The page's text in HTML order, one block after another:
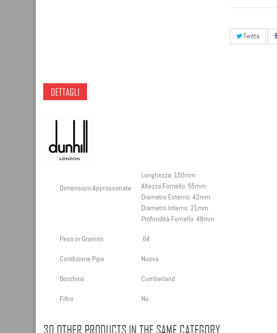
Twitta
DETTAGLI
Dimensioni Approssimate
Lunghezza: 150mm
Altezza Fornello: 55mm
Diametro Esterno: 42mm
Diametro Interno: 21mm
Profondità Fornello: 48mm
Peso in Grammi 64
Condizione Pipa Nuova
Bocchino Cumberland
Filtro No
30 OTHER PRODUCTS IN THE SAME CATEGORY